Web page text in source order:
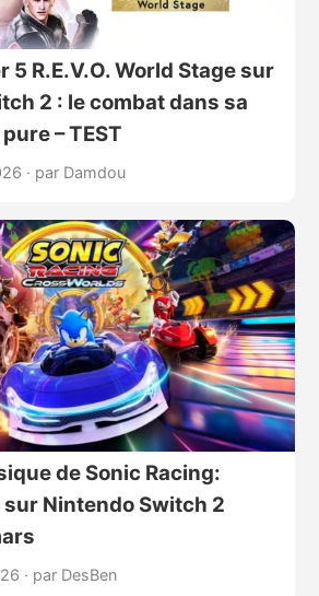
R.E.V.O. World Stage sur
2 : le combat dans sa
– TEST
· par Damdou
de Sonic Racing:
Nintendo Switch 2
· par DesBen